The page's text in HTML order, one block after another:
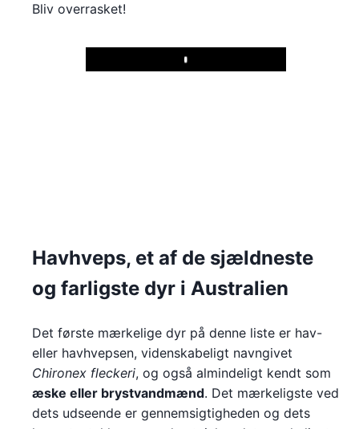
Bliv overrasket!
Play
Havhveps, et af de sjældneste
og farligste dyr i Australien
Det første mærkelige dyr på denne liste er hav-
eller havhvepsen, videnskabeligt navngivet
Chironex fleckeri, og også almindeligt kendt som
æske eller brystvandmænd. Det mærkeligste ved
dets udseende er gennemsigtigheden og dets